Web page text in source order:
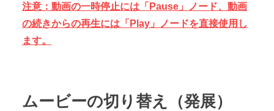
注意：動画の一時停止には「Pause」ノード、動画
の続きからの再生には「Play」ノードを直接使用し
ます。
ムービーの切り替え（発展）